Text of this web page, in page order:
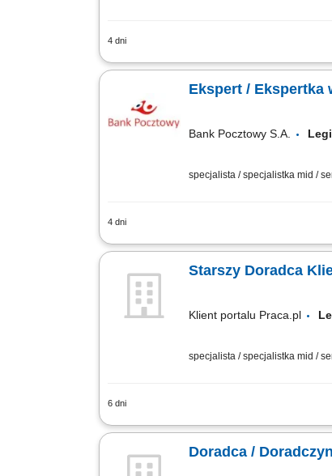
4 dni
Twój zakres obowiązków
Ekspert / Ekspertka
Bank Pocztowy S.A.
specjalista / specjalistka mid /
4 dni
Twój zakres obowiązków
Starszy Doradca
Klient portalu Praca.pl
specjalista / specjalistka mid /
6 dni
Analiza potrzeb finansowych
Doradca /